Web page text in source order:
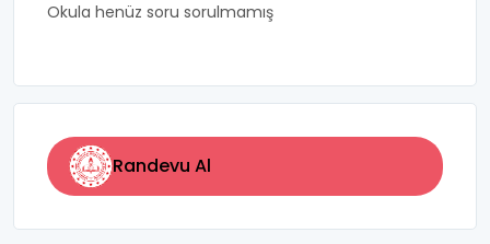
Okula henüz soru sorulmamış
Randevu Al